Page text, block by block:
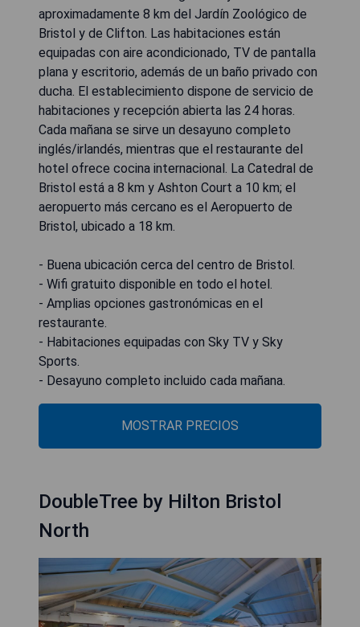
aproximadamente 8 km del Jardín Zoológico de
Bristol y de Clifton. Las habitaciones están
equipadas con aire acondicionado, TV de pantalla
plana y escritorio, además de un baño privado con
ducha. El establecimiento dispone de servicio de
habitaciones y recepción abierta las 24 horas.
Cada mañana se sirve un desayuno completo
inglés/irlandés, mientras que el restaurante del
hotel ofrece cocina internacional. La Catedral de
Bristol está a 8 km y Ashton Court a 10 km; el
aeropuerto más cercano es el Aeropuerto de
Bristol, ubicado a 18 km.
- Buena ubicación cerca del centro de Bristol.
- Wifi gratuito disponible en todo el hotel.
- Amplias opciones gastronómicas en el
restaurante.
- Habitaciones equipadas con Sky TV y Sky
Sports.
- Desayuno completo incluido cada mañana.
MOSTRAR PRECIOS
DoubleTree by Hilton Bristol
North